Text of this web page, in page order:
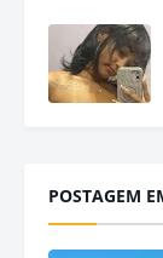
POSTAGEM